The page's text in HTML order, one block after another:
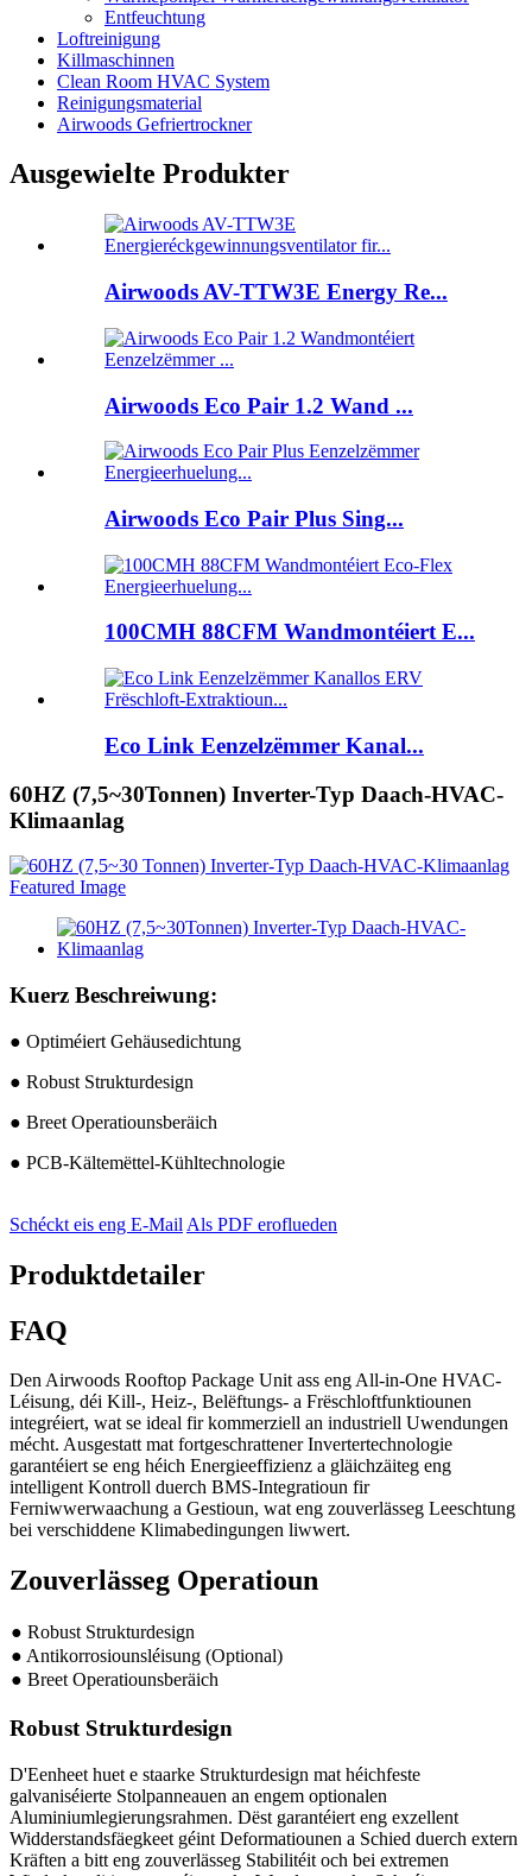
Entfeuchtung
Loftreinigung
Killmaschinnen
Clean Room HVAC System
Reinigungsmaterial
Airwoods Gefriertrockner
Ausgewielte Produkter
Airwoods AV-TTW3E Energy Re...
Airwoods Eco Pair 1.2 Wand ...
Airwoods Eco Pair Plus Sing...
100CMH 88CFM Wandmontéiert E...
Eco Link Eenzelzëmmer Kanal...
60HZ (7,5~30Tonnen) Inverter-Typ Daach-HVAC-
Klimaanlag
Kuerz Beschreiwung:
● Optiméiert Gehäusedichtung
● Robust Strukturdesign
● Breet Operatiounsberäich
● PCB-Kältemëttel-Kühltechnologie
Schéckt eis eng E-Mail Als PDF eroflueden
Produktdetailer
FAQ
Den Airwoods Rooftop Package Unit ass eng All-in-One HVAC-
Léisung, déi Kill-, Heiz-, Belëftungs- a Frëschloftfunktiounen
integréiert, wat se ideal fir kommerziell an industriell Uwendungen
mécht. Ausgestatt mat fortgeschrattener Invertertechnologie
garantéiert se eng héich Energieeffizienz a gläichzäiteg eng
intelligent Kontroll duerch BMS-Integratioun fir
Ferniwwerwaachung a Gestioun, wat eng zouverlässeg Leeschtung
bei verschiddene Klimabedingungen liwwert.
Zouverlässeg Operatioun
● Robust Strukturdesign
● Antikorrosiounsléisung (Optional)
● Breet Operatiounsberäich
Robust Strukturdesign
D'Eenheet huet e staarke Strukturdesign mat héichfeste
galvaniséierte Stolpanneauen an engem optionalen
Aluminiumlegierungsrahmen. Dëst garantéiert eng exzellent
Widderstandsfäegkeet géint Deformatiounen a Schied duerch extern
Kräften a bitt eng zouverlässeg Stabilitéit och bei extremen